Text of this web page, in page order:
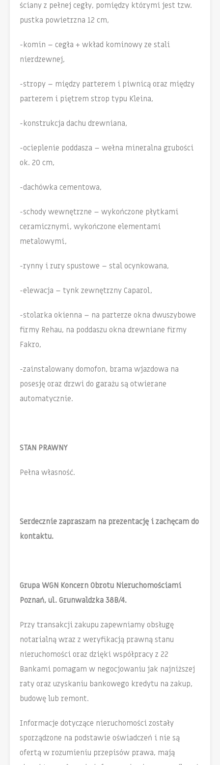
ściany z pełnej cegły, pomiędzy którymi jest tzw.
pustka powietrzna 12 cm,
-komin – cegła + wkład kominowy ze stali
nierdzewnej,
-stropy – między parterem i piwnicą oraz między
parterem i piętrem strop typu Kleina,
-konstrukcja dachu drewniana,
-ocieplenie poddasza – wełna mineralna grubości
ok. 20 cm,
-dachówka cementowa,
-schody wewnętrzne – wykończone płytkami
ceramicznymi, wykończone elementami
metalowymi,
-rynny i rury spustowe – stal ocynkowana,
-elewacja – tynk zewnętrzny Caparol,
-stolarka okienna – na parterze okna dwuszybowe
firmy Rehau, na poddaszu okna drewniane firmy
Fakro,
-zainstalowany domofon, brama wjazdowa na
posesję oraz drzwi do garażu są otwierane
automatycznie.
STAN PRAWNY
Pełna własność.
Serdecznie zapraszam na prezentację i zachęcam do
kontaktu.
Grupa WGN Koncern Obrotu Nieruchomościami
Poznań, ul. Grunwaldzka 38B/4.
Przy transakcji zakupu zapewniamy obsługę
notarialną wraz z weryfikacją prawną stanu
nieruchomości oraz dzięki współpracy z 22
Bankami pomagam w negocjowaniu jak najniższej
raty oraz uzyskaniu bankowego kredytu na zakup,
budowę lub remont.
Informacje dotyczące nieruchomości zostały
sporządzone na podstawie oświadczeń i nie są
ofertą w rozumieniu przepisów prawa, mają